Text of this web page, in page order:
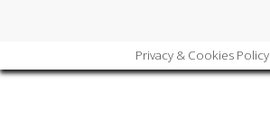
Privacy & Cookies Policy